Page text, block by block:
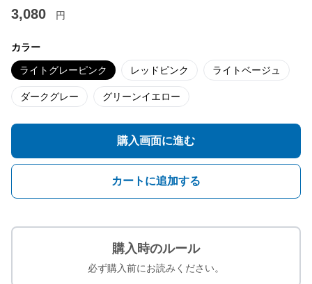
3,080 円
カラー
ライトグレーピンク レッドピンク ライトベージュ
ダークグレー グリーンイエロー
購入画面に進む
カートに追加する
購入時のルール
必ず購入前にお読みください。